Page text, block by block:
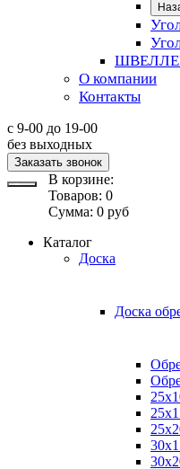
О компании
Контакты
с 9-00 до 19-00
без выходных
Заказать звонок
В корзине:
Товаров: 0
Сумма: 0 руб
Каталог
Доска
Доска